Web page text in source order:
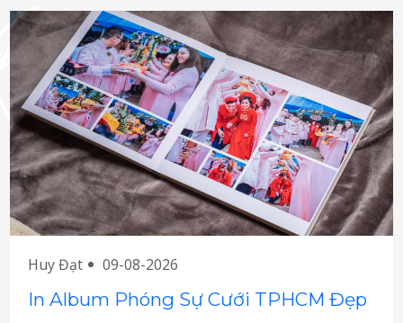
Huy Đạt 09-08-2026
In Album Phóng Sự Cưới TPHCM Đẹp